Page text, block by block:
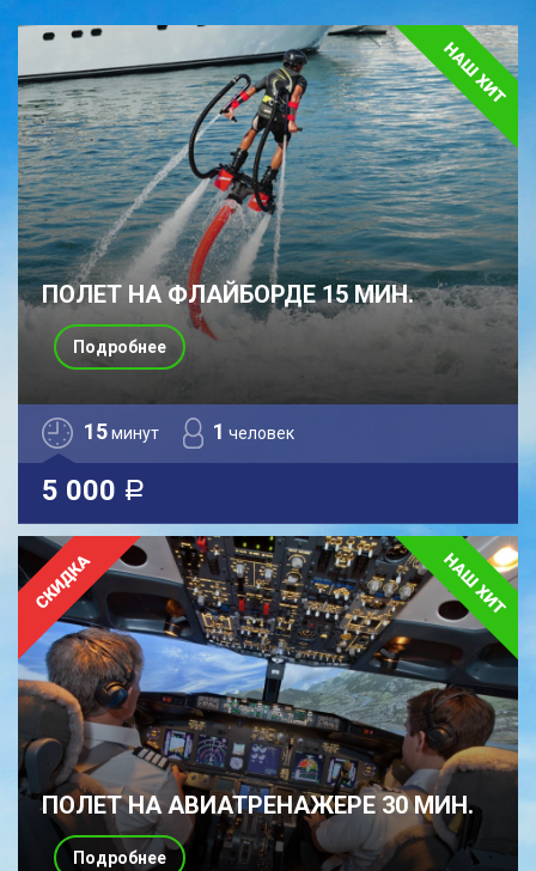
ПОЛЕТ НА ФЛАЙБОРДЕ 15 МИН.
15минут 1 человек
5 000 a
Подробнее
ПОЛЕТ НА АВИАТРЕНАЖЕРЕ 30 МИН.
Подробнее